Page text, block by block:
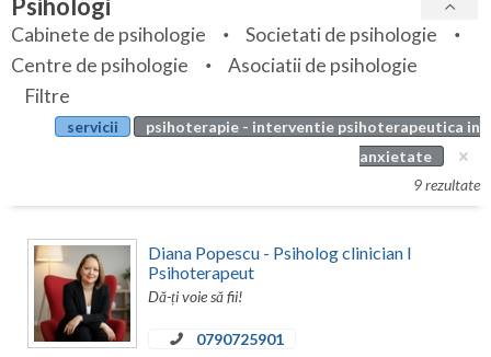
Bihor
Bistrita-Nasaud
Botosani
Bucuresti
Buzau
Calarasi
Servicii
Articole
Evenimente
Psihologi
Cabinete de psihologie
Societati de psihologie
Centre de psihologie
Asociatii de psihologie
Filtre
servicii
psihoterapie - interventie psihoterapeutica in
anxietate
9 rezultate
Diana Popescu - Psiholog clinician I
Psihoterapeut
Dă-ți voie să fii!
0790725901